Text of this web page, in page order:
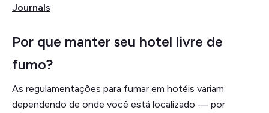
Journals
Por que manter seu hotel livre de
fumo?
As regulamentações para fumar em hotéis variam
dependendo de onde você está localizado — por